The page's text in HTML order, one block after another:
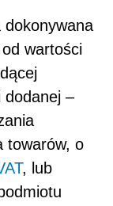
wartości
dodanej –
towarów, o
, lub